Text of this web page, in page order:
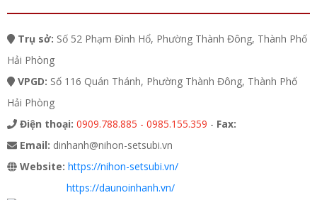
Trụ sở: Số 52 Phạm Đình Hổ, Phường Thành Đông, Thành Phố
Hải Phòng
VPGD: Số 116 Quán Thánh, Phường Thành Đông, Thành Phố
Hải Phòng
Điện thoại: 0909.788.885 - 0985.155.359 - Fax:
Email: dinhanh@nihon-setsubi.vn
Website: https://nihon-setsubi.vn/
https://daunoinhanh.vn/